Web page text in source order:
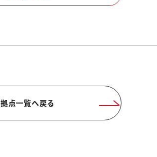
拠点一覧へ戻る